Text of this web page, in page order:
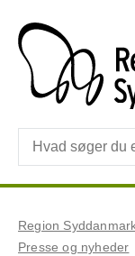
Region
Presse og nyheder